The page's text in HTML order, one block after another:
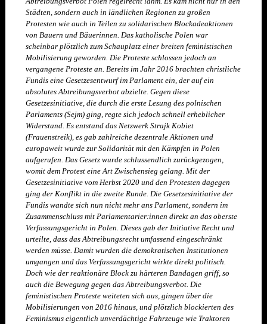
Städten, sondern auch in ländlichen Regionen zu großen
Protesten wie auch in Teilen zu solidarischen Blockadeaktionen
von Bauern und Bäuerinnen. Das katholische Polen war
scheinbar plötzlich zum Schauplatz einer breiten feministischen
Mobilisierung geworden. Die Proteste schlossen jedoch an
vergangene Proteste an. Bereits im Jahr 2016 brachten christliche
Fundis eine Gesetzesentwurf im Parlament ein, der auf ein
absolutes Abtreibungsverbot abzielte. Gegen diese
Gesetzesinitiative, die durch die erste Lesung des polnischen
Parlaments (Sejm) ging, regte sich jedoch schnell erheblicher
Widerstand. Es entstand das NetzwerkStrajk Kobiet
(Frauenstreik), es gab zahlreiche dezentrale Aktionen und
europaweit wurde zur Solidarität mit den Kämpfen in Polen
aufgerufen. Das Gesetz wurde schlussendlich zurückgezogen,
womit dem Protest eine Art Zwischensieg gelang. Mit der
Gesetzesinitiative vom Herbst 2020 und den Protesten dagegen
ging der Konflikt in die zweite Runde. Die Gesetzesinitiative der
Fundis wandte sich nun nicht mehr ans Parlament, sondern im
Zusammenschluss mit Parlamentarier:innen direkt an das oberste
Verfassungsgericht in Polen. Dieses gab der Initiative Recht und
urteilte, dass das Abtreibungsrecht umfassend eingeschränkt
werden müsse. Damit wurden die demokratischen Institutionen
umgangen und das Verfassungsgericht wirkte direkt politisch.
Doch wie der reaktionäre Block zu härteren Bandagen griff, so
auch die Bewegung gegen das Abtreibungsverbot. Die
feministischen Proteste weiteten sich aus, gingen über die
Mobilisierungen von 2016 hinaus, und plötzlich blockierten des
Feminismus eigentlich unverdächtige Fahrzeuge wie Traktoren